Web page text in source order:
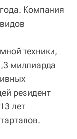
Компания
техники,
миллиарда
резидент
лет